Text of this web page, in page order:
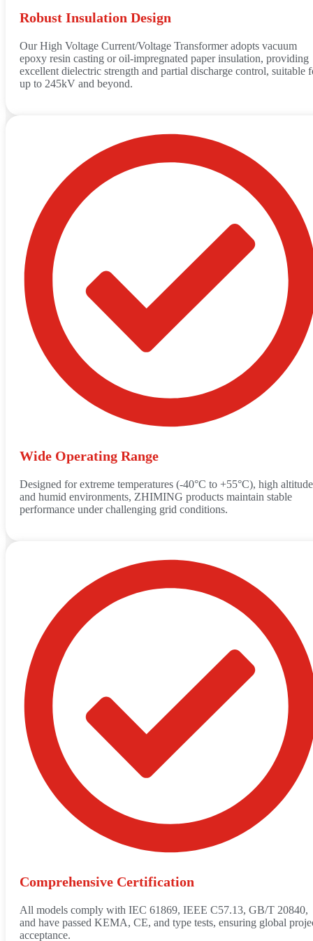
Robust Insulation Design
Our High Voltage Current/Voltage Transformer adopts vacuum
epoxy resin casting or oil-impregnated paper insulation, providing
excellent dielectric strength and partial discharge control, suitable
up to 245kV and beyond.
Wide Operating Range
Designed for extreme temperatures (-40°C to +55°C), high
and humid environments, ZHIMING products maintain stable
performance under challenging grid conditions.
Comprehensive Certification
All models comply with IEC 61869, IEEE C57.13, GB/T 20840,
and have passed KEMA, CE, and type tests, ensuring global
acceptance.